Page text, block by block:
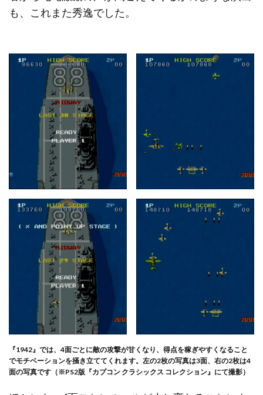
も、これまた秀逸でした。
『1942』では、4面ごとに敵の攻撃が甘くなり、得点を稼ぎやすくなること
でモチベーションを掻き立ててくれます。左の2枚の写真は3面、右の2枚は4
面の写真です（※PS2版『カプコン クラシックス コレクション』にて撮影）